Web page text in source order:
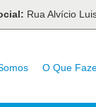
Rua Alvício
O Que